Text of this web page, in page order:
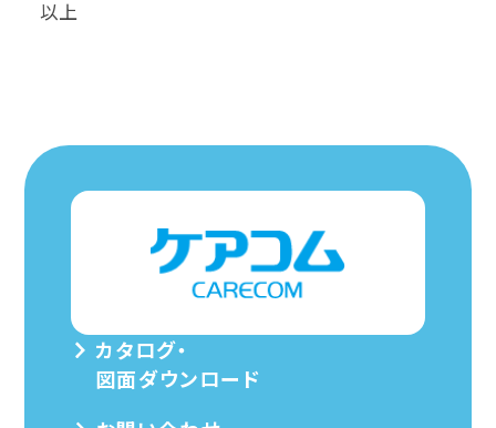
以上
カタログ・
図面ダウンロード